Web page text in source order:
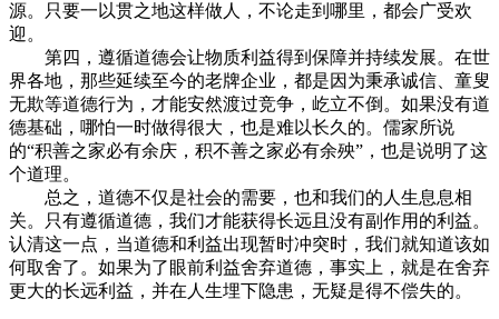
源。只要一以贯之地这样做人，不论走到哪里，都会广受欢
迎。
第四，遵循道德会让物质利益得到保障并持续发展。在世
界各地，那些延续至今的老牌企业，都是因为秉承诚信、童叟
无欺等道德行为，才能安然渡过竞争，屹立不倒。如果没有道
德基础，哪怕一时做得很大，也是难以长久的。儒家所说
的“积善之家必有余庆，积不善之家必有余殃”，也是说明了这
个道理。
总之，道德不仅是社会的需要，也和我们的人生息息相
关。只有遵循道德，我们才能获得长远且没有副作用的利益。
认清这一点，当道德和利益出现暂时冲突时，我们就知道该如
何取舍了。如果为了眼前利益舍弃道德，事实上，就是在舍弃
更大的长远利益，并在人生埋下隐患，无疑是得不偿失的。